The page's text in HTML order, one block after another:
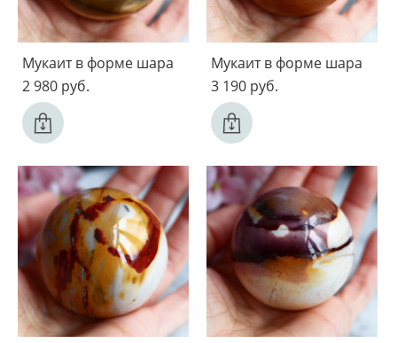
Мукаит в форме шара
2 980 pуб.
Мукаит в форме шара
3 190 pуб.